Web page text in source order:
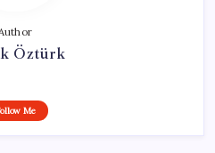
Author
Öztürk
Me